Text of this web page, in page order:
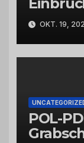
Wittlich
OKT. 19,
POL-